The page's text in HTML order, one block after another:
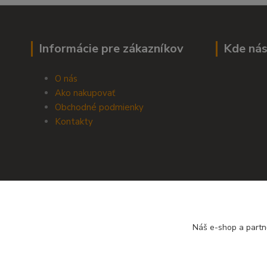
Informácie pre zákazníkov
O nás
Ako nakupovať
Obchodné podmienky
Kontakty
Kde
Náš e-shop a